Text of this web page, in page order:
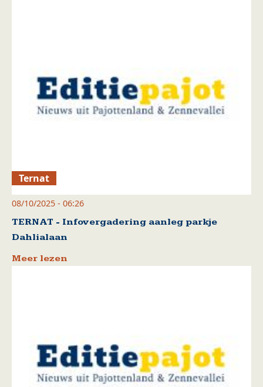
Ternat
08/10/2025 - 06:26
TERNAT - Infovergadering aanleg parkje
Dahlialaan
Meer lezen